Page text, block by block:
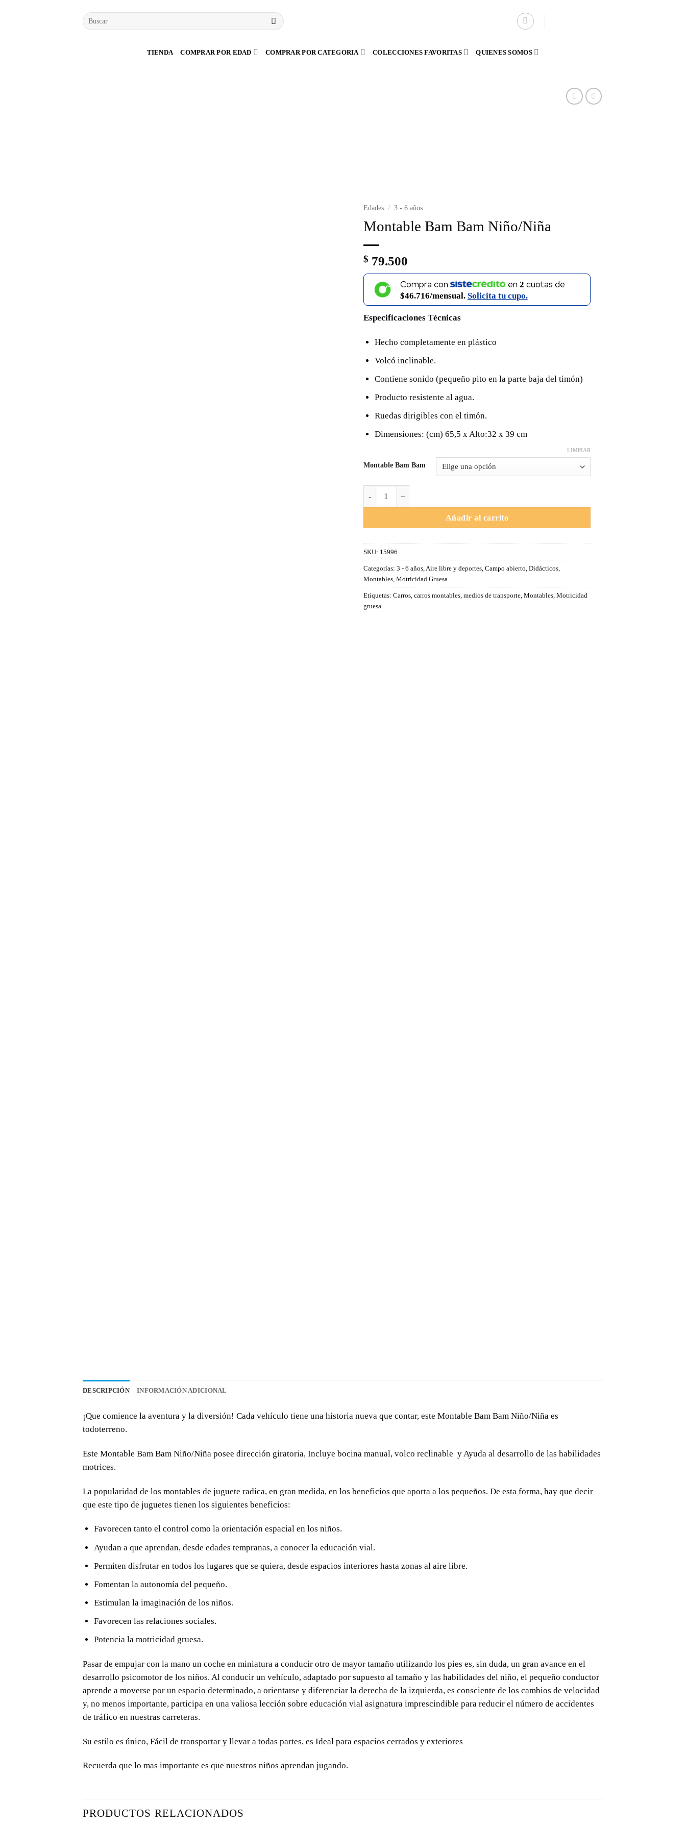
Buscar
por:
TIENDA COMPRAR POR EDAD COMPRAR POR CATEGORIA COLECCIONES FAVORITAS QUIENES SOMOS
Edades / 3 - 6 años
Montable Bam Bam Niño/Niña
$ 79.500
Compra con en 2 cuotas de
$46.716/mensual. Solicita tu cupo.
Especificaciones Técnicas
Hecho completamente en plástico
Volcó inclinable.
Contiene sonido (pequeño pito en la parte baja del timón)
Producto resistente al agua.
Ruedas dirigibles con el timón.
Dimensiones: (cm) 65,5 x Alto:32 x 39 cm
Montable Bam Bam
LIMPIAR
Añadir al carrito
SKU: 15996
Categorías: 3 - 6 años, Aire libre y deportes, Campo abierto Didácticos,
Montables, Motricidad Gruesa
Etiquetas: Carros, carros montables, medios de transporte, Montables, Motricidad
gruesa
DESCRIPCIÓN INFORMACIÓN ADICIONAL
¡Que comience la aventura y la diversión! Cada vehículo tiene una historia nueva que contar, este Montable Bam Bam Niño/Niña es
todoterreno.
Este Montable Bam Bam Niño/Niña posee dirección giratoria, Incluye bocina manual, volco reclinable y Ayuda al desarrollo de las habilidades
motrices.
La popularidad de los montables de juguete radica, en gran medida, en los beneficios que aporta a los pequeños. De esta forma, hay que decir
que este tipo de juguetes tienen los siguientes beneficios:
Favorecen tanto el control como la orientación espacial en los niños.
Ayudan a que aprendan, desde edades tempranas, a conocer la educación vial.
Permiten disfrutar en todos los lugares que se quiera, desde espacios interiores hasta zonas al aire libre.
Fomentan la autonomía del pequeño.
Estimulan la imaginación de los niños.
Favorecen las relaciones sociales.
Potencia la motricidad gruesa.
Pasar de empujar con la mano un coche en miniatura a conducir otro de mayor tamaño utilizando los pies es, sin duda, un gran avance en el
desarrollo psicomotor de los niños. Al conducir un vehículo, adaptado por supuesto al tamaño y las habilidades del niño, el pequeño conductor
aprende a moverse por un espacio determinado, a orientarse y diferenciar la derecha de la izquierda, es consciente de los cambios de velocidad
y, no menos importante, participa en una valiosa lección sobre educación vial asignatura imprescindible para reducir el número de accidentes
de tráfico en nuestras carreteras.
Su estilo es único, Fácil de transportar y llevar a todas partes, es Ideal para espacios cerrados y exteriores
Recuerda que lo mas importante es que nuestros niños aprendan jugando.
PRODUCTOS RELACIONADOS